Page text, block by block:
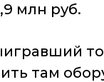
млн руб.
там